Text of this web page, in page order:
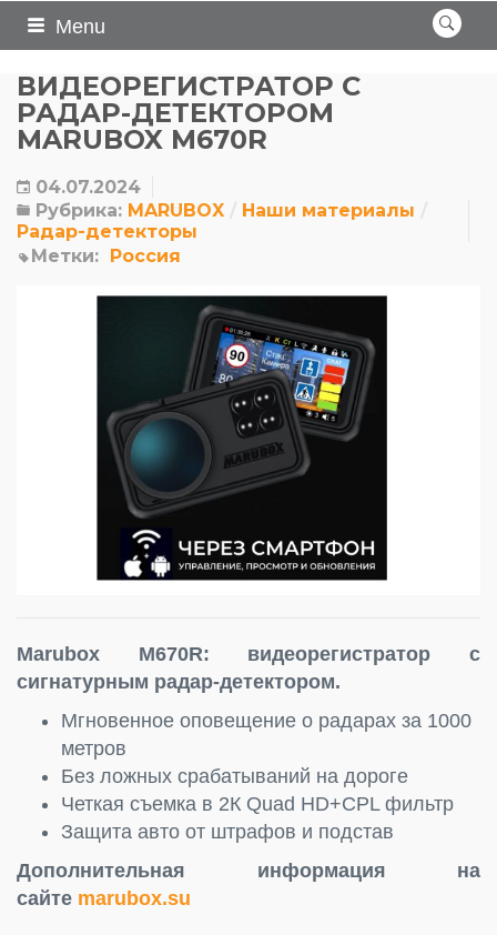
Menu
ВИДЕОРЕГИСТРАТОР С
РАДАР-ДЕТЕКТОРОМ
MARUBOX M670R
04.07.2024
Рубрика: MARUBOX
Наши материалы
Радар-детекторы
Метки: Россия
Marubox M670R: видеорегистратор с
сигнатурным радар-детектором.
Мгновенное оповещение о радарах за 1000
метров
Без ложных срабатываний на дороге
Четкая съемка в 2К Quad HD+CPL фильтр
Защита авто от штрафов и подстав
Дополнительная информация на
сайте marubox.su